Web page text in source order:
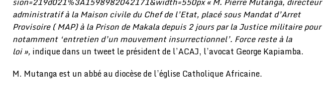
administratif à la Maison civile du Chef de l’Etat, placé sous Mandat d’Arret
Provisoire ( MAP) à la Prison de Makala depuis 2 jours par la Justice militaire pour
notamment ‘entretien d’un mouvement insurrectionnel’. Force reste à la
loi », indique dans un tweet le président de l’ACAJ, l’avocat George Kapiamba.
M. Mutanga est un abbé au diocèse de l’église Catholique Africaine.